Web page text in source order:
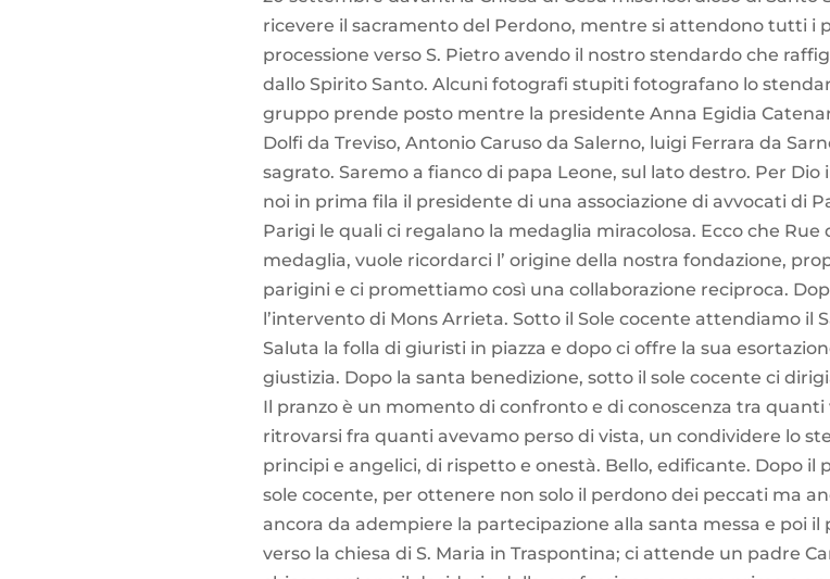
ricevere il sacramento del Perdono, mentre si attendono tutti i
processione verso S. Pietro avendo il nostro stendardo che
dallo Spirito Santo. Alcuni fotografi stupiti fotografano lo
gruppo prende posto mentre la presidente Anna Egidia
Dolfi da Treviso, Antonio Caruso da Salerno, luigi Ferrara da
sagrato. Saremo a fianco di papa Leone, sul lato destro. Per
noi in prima fila il presidente di una associazione di avvocati di
Parigi le quali ci regalano la medaglia miracolosa. Ecco che Rue
medaglia, vuole ricordarci l’ origine della nostra fondazione,
parigini e ci promettiamo così una collaborazione reciproca.
l’intervento di Mons Arrieta. Sotto il Sole cocente attendiamo il
Saluta la folla di giuristi in piazza e dopo ci offre la sua
giustizia. Dopo la santa benedizione, sotto il sole cocente ci
Il pranzo è un momento di confronto e di conoscenza tra
ritrovarsi fra quanti avevamo perso di vista, un condividere lo
principi e angelici, di rispetto e onestà. Bello, edificante. Dopo il
sole cocente, per ottenere non solo il perdono dei peccati ma
ancora da adempiere la partecipazione alla santa messa e poi
verso la chiesa di S. Maria in Traspontina; ci attende un padre